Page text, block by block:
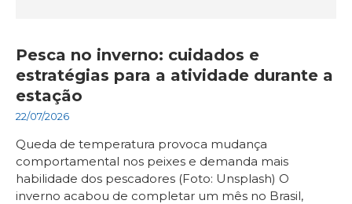
Pesca no inverno: cuidados e
estratégias para a atividade durante a
estação
22/07/2026
Queda de temperatura provoca mudança
comportamental nos peixes e demanda mais
habilidade dos pescadores (Foto: Unsplash) O
inverno acabou de completar um mês no Brasil,